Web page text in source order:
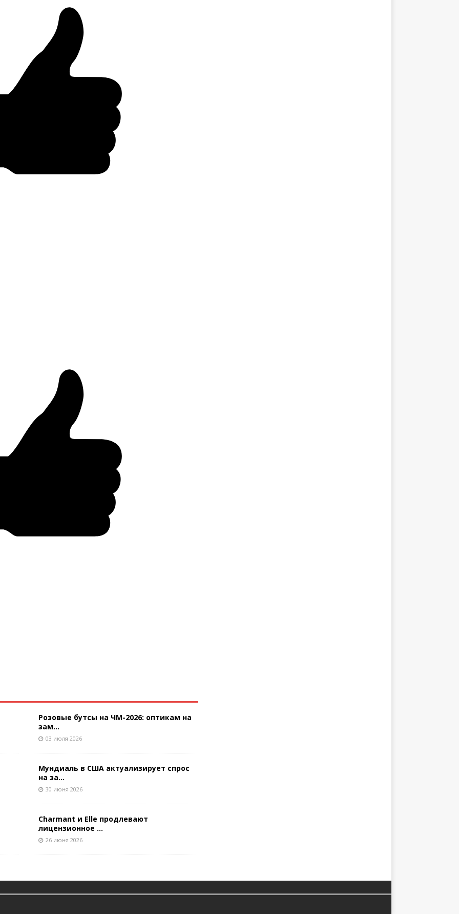
Розовые бутсы на ЧМ-2026: оптикам на
зам...
03 июля 2026
Мундиаль в США актуализирует спрос
на за...
30 июня 2026
Charmant и Elle продлевают
лицензионное ...
26 июня 2026